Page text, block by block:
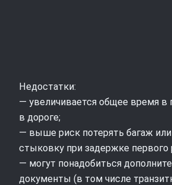
Недостатки:
— увеличивается общее время в
в дороге;
— выше риск потерять багаж или
стыковку при задержке первого
— могут понадобиться
документы (в том числе